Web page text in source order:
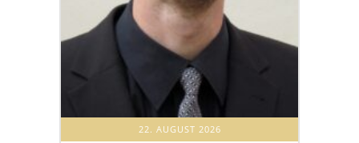
22. AUGUST 2026